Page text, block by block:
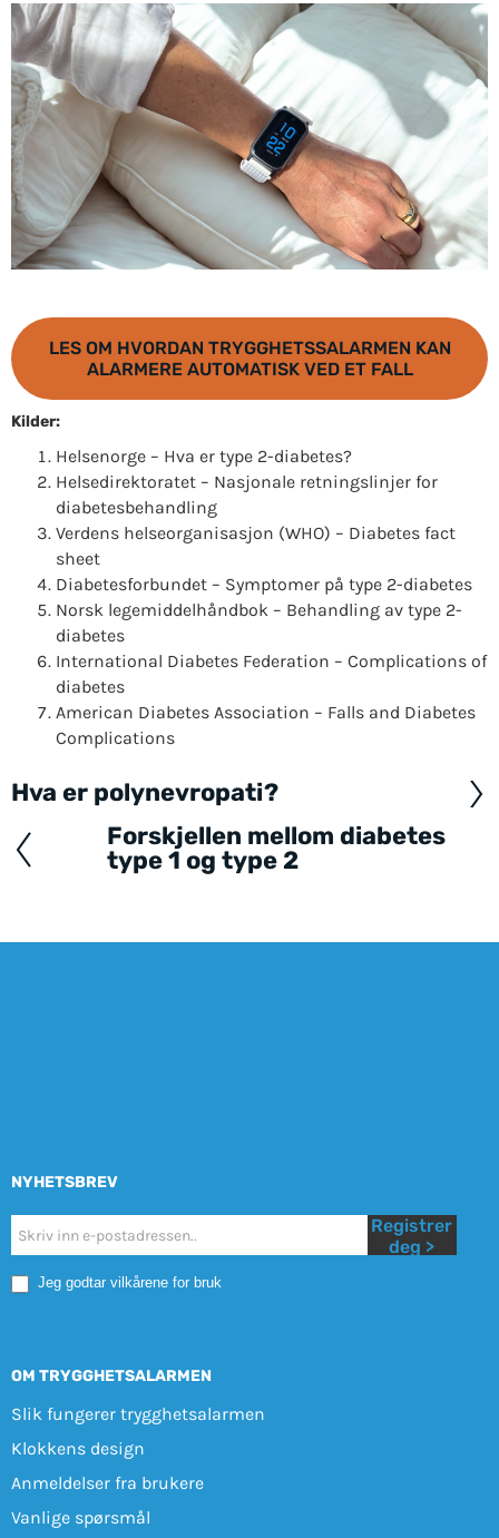
LES OM HVORDAN TRYGGHETSSALARMEN KAN
ALARMERE AUTOMATISK VED ET FALL
Kilder:
Helsenorge – Hva er type 2-diabetes?
Helsedirektoratet – Nasjonale retningslinjer for
diabetesbehandling
Verdens helseorganisasjon (WHO) – Diabetes fact
sheet
Diabetesforbundet – Symptomer på type 2-diabetes
Norsk legemiddelhåndbok – Behandling av type 2-
diabetes
International Diabetes Federation – Complications of
diabetes
American Diabetes Association – Falls and Diabetes
Complications
Posts
navigation
Hva er polynevropati?
Forskjellen mellom diabetes
type 1 og type 2
NYHETSBREV
Nyhetsbrev
Mobile
Registrer
deg >
Jeg godtar vilkårene for bruk
OM TRYGGHETSALARMEN
Slik fungerer trygghetsalarmen
Klokkens design
Anmeldelser fra brukere
Vanlige spørsmål